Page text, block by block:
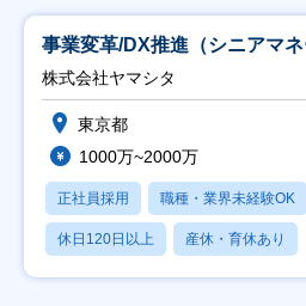
事業変革/DX推進（シニアマネ
株式会社ヤマシタ
東京都
1000万~2000万
正社員採用 職種・業界未経験OK
休日120日以上 産休・育休あり